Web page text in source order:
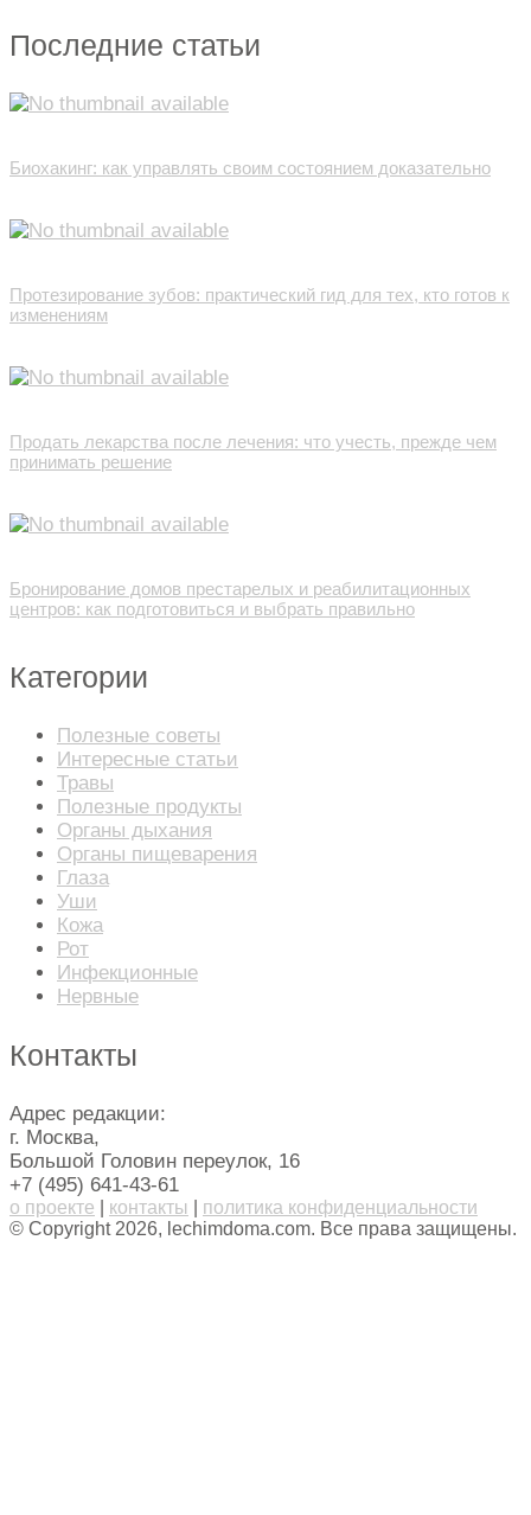
Последние статьи
Биохакинг: как управлять своим состоянием доказательно
Протезирование зубов: практический гид для тех, кто готов к
изменениям
Продать лекарства после лечения: что учесть, прежде чем
принимать решение
Бронирование домов престарелых и реабилитационных
центров: как подготовиться и выбрать правильно
Категории
Полезные советы
Интересные статьи
Травы
Полезные продукты
Органы дыхания
Органы пищеварения
Глаза
Уши
Кожа
Рот
Инфекционные
Нервные
Контакты
Адрес редакции:
г. Москва,
Большой Головин переулок, 16
+7 (495) 641-43-61
о проекте контакты
политика конфиденциальности
© Copyright 2026, lechimdoma.com. Все права защищены.